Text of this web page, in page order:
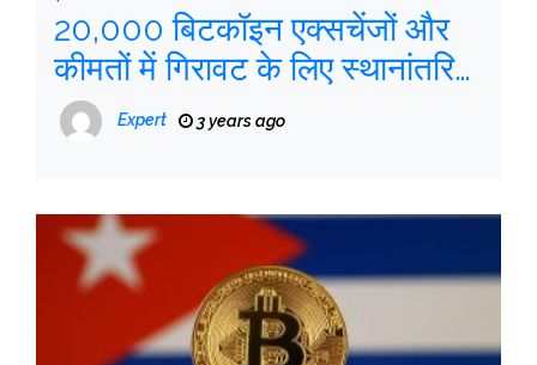
20,000 बिटकॉइन एक्सचेंजों और
कीमतों में गिरावट के लिए स्थानांतरित
किए गए थे
Expert 3 years ago